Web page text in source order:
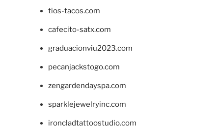
tios-tacos.com
cafecito-satx.com
graduacionviu2023.com
pecanjackstogo.com
zengardendayspa.com
sparklejewelryinc.com
ironcladtattoostudio.com